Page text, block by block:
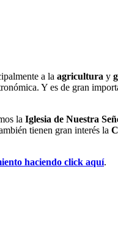
a la agricultura y
Y es de gran
la Iglesia de Nuestra
tienen gran interés la
haciendo click aquí.